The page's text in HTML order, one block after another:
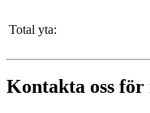
Total yta:
Kontakta oss